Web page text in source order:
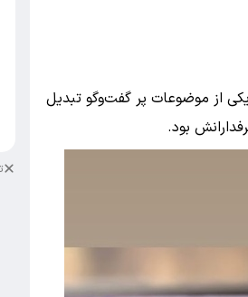
از موضوعات پر گفت‌وگو تبدیل
بود.